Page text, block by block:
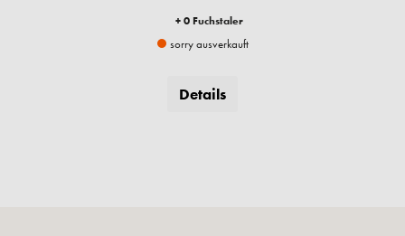
+ 0 Fuchstaler
sorry ausverkauft
Details